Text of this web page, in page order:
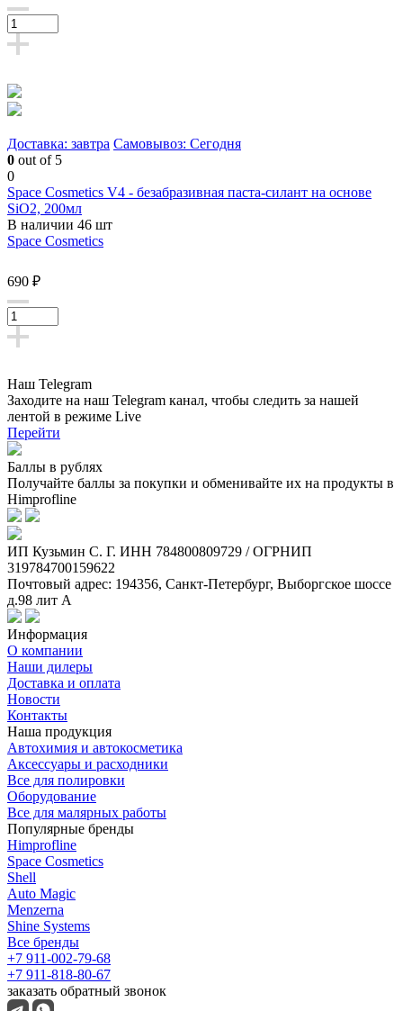
Доставка: завтра Самовывоз: Сегодня
0 out of 5
0
Space Cosmetics V4 - безабразивная паста-силант на основе
SiO2, 200мл
В наличии 46 шт
Space Cosmetics
690 ₽
Наш Telegram
Заходите на наш Telegram канал, чтобы следить за нашей
лентой в режиме Live
Перейти
Баллы в рублях
Получайте баллы за покупки и обменивайте их на продукты в
Himprofline
ИП Кузьмин C. Г. ИНН 784800809729 / ОГРНИП
319784700159622
Почтовый адрес: 194356, Санкт-Петербург, Выборгское шоссе
д.98 лит А
Информация
О компании
Наши дилеры
Доставка и оплата
Новости
Контакты
Наша продукция
Автохимия и автокосметика
Аксессуары и расходники
Все для полировки
Оборудование
Все для малярных работы
Популярные бренды
Himprofline
Space Cosmetics
Shell
Auto Magic
Menzerna
Shine Systems
Все бренды
+7 911-002-79-68
+7 911-818-80-67
заказать обратный звонок